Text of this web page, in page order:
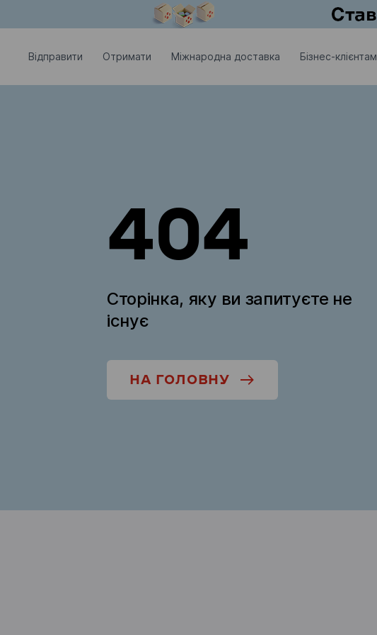
Відправити Отримати Міжнародна доставка Бізнес-клієнтам
404
Сторінка, яку ви запитуєте не
існує
НА ГОЛОВНУ